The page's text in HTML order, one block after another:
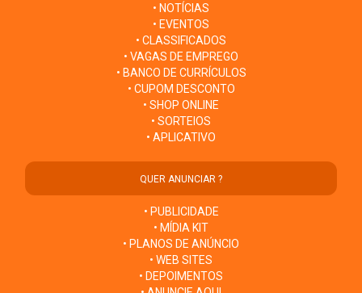
• NOTÍCIAS
• EVENTOS
• CLASSIFICADOS
• VAGAS DE EMPREGO
• BANCO DE CURRÍCULOS
• CUPOM DESCONTO
• SHOP ONLINE
• SORTEIOS
• APLICATIVO
QUER ANUNCIAR ?
• PUBLICIDADE
• MÍDIA KIT
• PLANOS DE ANÚNCIO
• WEB SITES
• DEPOIMENTOS